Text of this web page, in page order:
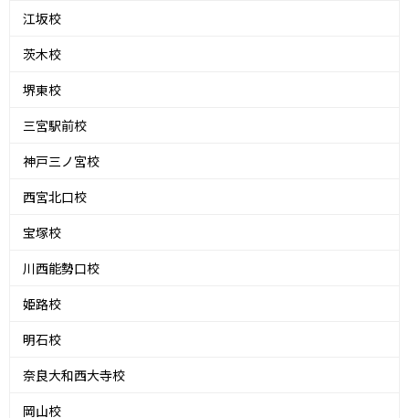
江坂校
茨木校
堺東校
三宮駅前校
神戸三ノ宮校
西宮北口校
宝塚校
川西能勢口校
姫路校
明石校
奈良大和西大寺校
岡山校